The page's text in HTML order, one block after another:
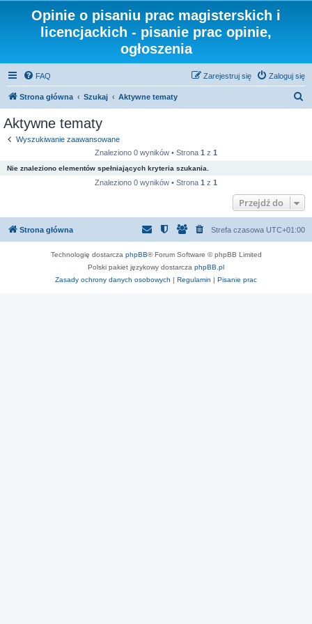
Opinie o pisaniu prac magisterskich i
licencjackich - pisanie prac opinie,
ogłoszenia
FAQ Zaloguj się
Zarejestruj się
Strona główna Szukaj Aktywne tematy
Aktywne tematy
Wyszukiwanie zaawansowane
Znaleziono 0 wyników • Strona 1 z 1
Nie znaleziono elementów spełniających kryteria szukania.
Znaleziono 0 wyników • Strona 1 z 1
Przejdź do
Strona główna Strefa czasowa UTC+01:00
Technologię dostarcza phpBB® Forum Software © phpBB Limited
Polski pakiet językowy dostarcza phpBB.pl
Zasady ochrony danych osobowych | Regulamin | Pisanie prac